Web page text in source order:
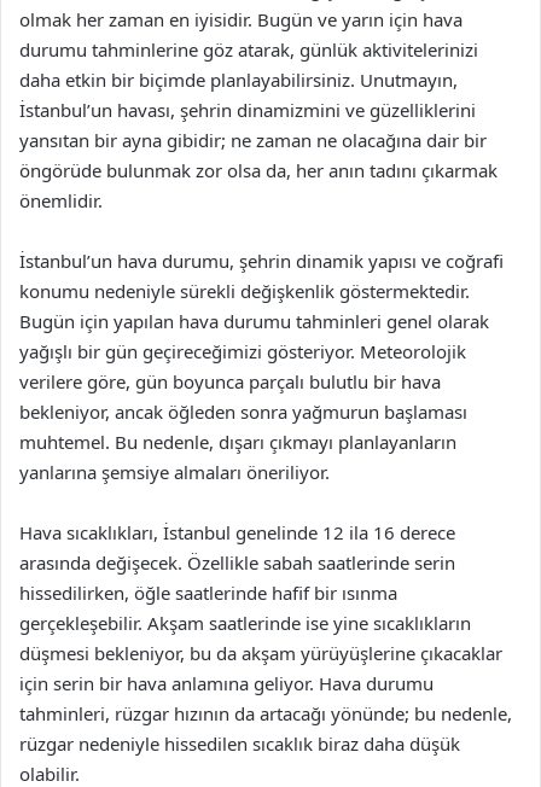
olmak her zaman en iyisidir. Bugün ve yarın için hava
durumu tahminlerine göz atarak, günlük aktivitelerinizi
daha etkin bir biçimde planlayabilirsiniz. Unutmayın,
İstanbul’un havası, şehrin dinamizmini ve güzelliklerini
yansıtan bir ayna gibidir; ne zaman ne olacağına dair bir
öngörüde bulunmak zor olsa da, her anın tadını çıkarmak
önemlidir.
İstanbul’un hava durumu, şehrin dinamik yapısı ve coğrafi
konumu nedeniyle sürekli değişkenlik göstermektedir.
Bugün için yapılan hava durumu tahminleri genel olarak
yağışlı bir gün geçireceğimizi gösteriyor. Meteorolojik
verilere göre, gün boyunca parçalı bulutlu bir hava
bekleniyor, ancak öğleden sonra yağmurun başlaması
muhtemel. Bu nedenle, dışarı çıkmayı planlayanların
yanlarına şemsiye almaları öneriliyor.
Hava sıcaklıkları, İstanbul genelinde 12 ila 16 derece
arasında değişecek. Özellikle sabah saatlerinde serin
hissedilirken, öğle saatlerinde hafif bir ısınma
gerçekleşebilir. Akşam saatlerinde ise yine sıcaklıkların
düşmesi bekleniyor, bu da akşam yürüyüşlerine çıkacaklar
için serin bir hava anlamına geliyor. Hava durumu
tahminleri, rüzgar hızının da artacağı yönünde; bu nedenle,
rüzgar nedeniyle hissedilen sıcaklık biraz daha düşük
olabilir.